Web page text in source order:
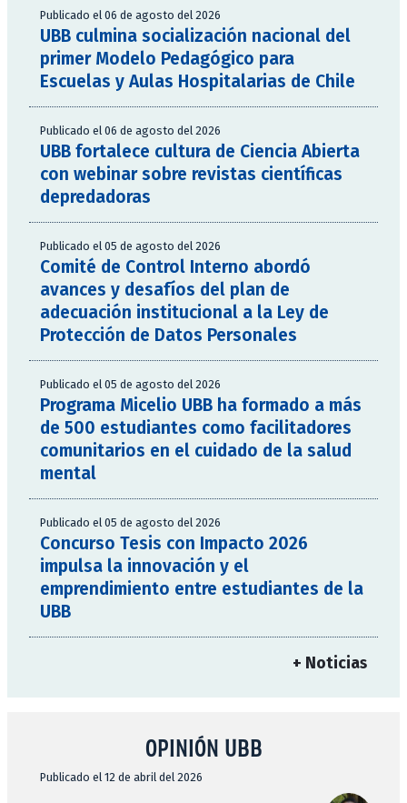
Publicado el 06 de agosto del 2026
UBB culmina socialización nacional del
primer Modelo Pedagógico para
Escuelas y Aulas Hospitalarias de Chile
Publicado el 06 de agosto del 2026
UBB fortalece cultura de Ciencia Abierta
con webinar sobre revistas científicas
depredadoras
Publicado el 05 de agosto del 2026
Comité de Control Interno abordó
avances y desafíos del plan de
adecuación institucional a la Ley de
Protección de Datos Personales
Publicado el 05 de agosto del 2026
Programa Micelio UBB ha formado a más
de 500 estudiantes como facilitadores
comunitarios en el cuidado de la salud
mental
Publicado el 05 de agosto del 2026
Concurso Tesis con Impacto 2026
impulsa la innovación y el
emprendimiento entre estudiantes de la
UBB
+ Noticias
OPINIÓN UBB
Publicado el 12 de abril del 2026